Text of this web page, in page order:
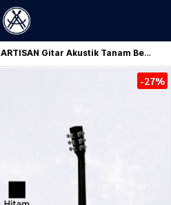
ARTISAN Gitar Akustik Tanam Besi ( AR - ZEUS Prime )
-27%